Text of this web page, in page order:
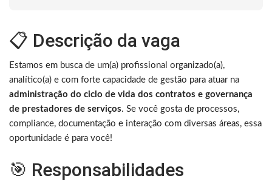
📋 Descrição da vaga
Estamos em busca de um(a) profissional organizado(a),
analítico(a) e com forte capacidade de gestão para atuar na
administração do ciclo de vida dos contratos e governança
de prestadores de serviços. Se você gosta de processos,
compliance, documentação e interação com diversas áreas, essa
oportunidade é para você!
🎯 Responsabilidades